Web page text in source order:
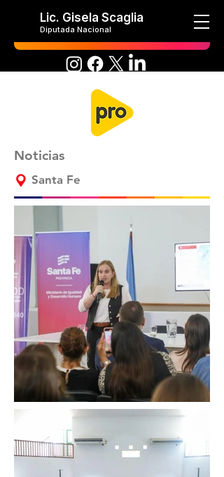
Lic. Gisela Scaglia
Diputada Nacional
Noticias
Santa Fe